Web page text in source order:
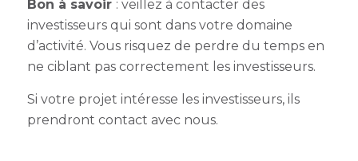
Bon à savoir : veillez à contacter des
investisseurs qui sont dans votre domaine
d’activité. Vous risquez de perdre du temps en
ne ciblant pas correctement les investisseurs.
Si votre projet intéresse les investisseurs, ils
prendront contact avec nous.